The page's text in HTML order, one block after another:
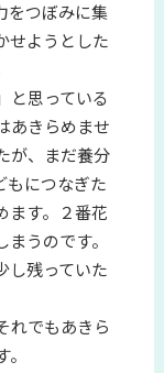
をつぼみに集
せようとした
と思っている
あきらめませ
が、まだ養分
もにつなぎた
ます。２番花
うのです。
し残っていた
れでもあきら